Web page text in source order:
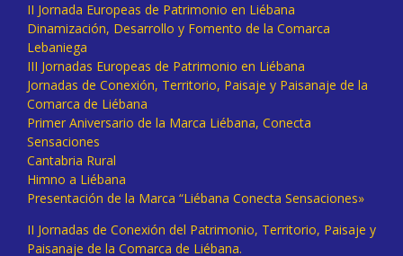
II Jornada Europeas de Patrimonio en Liébana
Dinamización, Desarrollo y Fomento de la Comarca
Lebaniega
III Jornadas Europeas de Patrimonio en Liébana
Jornadas de Conexión, Territorio, Paisaje y Paisanaje de la
Comarca de Liébana
Primer Aniversario de la Marca Liébana, Conecta
Sensaciones
Cantabria Rural
Himno a Liébana
Presentación de la Marca “Liébana Conecta Sensaciones»
II Jornadas de Conexión del Patrimonio, Territorio, Paisaje y
Paisanaje de la Comarca de Liébana.